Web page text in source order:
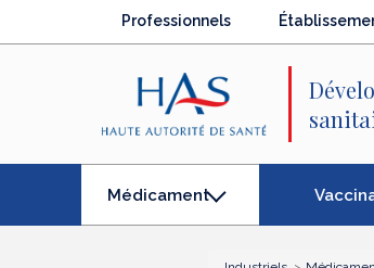
Professionnels
Médicament
(élément
séléctionné)